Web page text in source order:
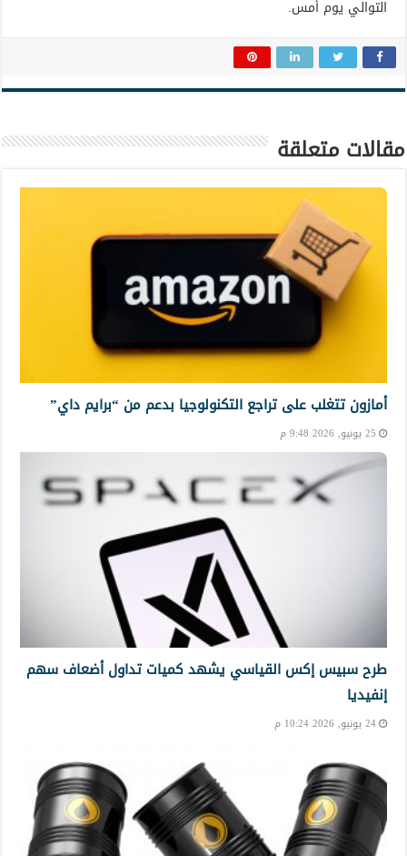
التوالي يوم أمس.
مقالات متعلقة
أمازون تتغلب على تراجع التكنولوجيا بدعم من “برايم داي”
25 يونيو, 2026 9:48 م
طرح سبيس إكس القياسي يشهد كميات تداول أضعاف سهم
إنفيديا
24 يونيو, 2026 10:24 م